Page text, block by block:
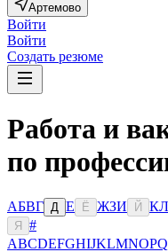
Артемово
Войти
Войти
Создать резюме
Работа и
по
АБВГ Д Е Ё ЖЗИ Й КЛ
Я
#
ABCDEFGHIJKLMNOPQ